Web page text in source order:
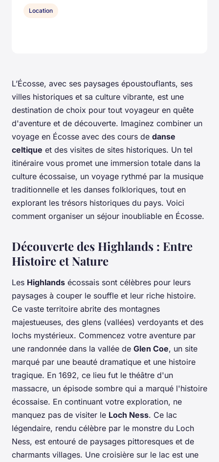
L’Écosse, avec ses paysages époustouflants, ses
villes historiques et sa culture vibrante, est une
destination de choix pour tout voyageur en quête
d'aventure et de découverte. Imaginez combiner un
voyage en Écosse avec des cours de danse
celtique et des visites de sites historiques. Un tel
itinéraire vous promet une immersion totale dans la
culture écossaise, un voyage rythmé par la musique
traditionnelle et les danses folkloriques, tout en
explorant les trésors historiques du pays. Voici
comment organiser un séjour inoubliable en Écosse.
Découverte des Highlands : Entre
Histoire et Nature
Les Highlands écossais sont célèbres pour leurs
paysages à couper le souffle et leur riche histoire.
Ce vaste territoire abrite des montagnes
majestueuses, des glens (vallées) verdoyants et des
lochs mystérieux. Commencez votre aventure par
une randonnée dans la vallée de Glen Coe, un site
marqué par une beauté dramatique et une histoire
tragique. En 1692, ce lieu fut le théâtre d'un
massacre, un épisode sombre qui a marqué l'histoire
écossaise. En continuant votre exploration, ne
manquez pas de visiter le Loch Ness. Ce lac
légendaire, rendu célèbre par le monstre du Loch
Ness, est entouré de paysages pittoresques et de
charmants villages. Une croisière sur le lac est une
Location